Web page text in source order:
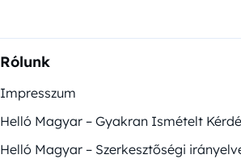
Rólunk
Impresszum
Helló Magyar – Gyakran Ismételt
Helló Magyar – Szerkesztőségi